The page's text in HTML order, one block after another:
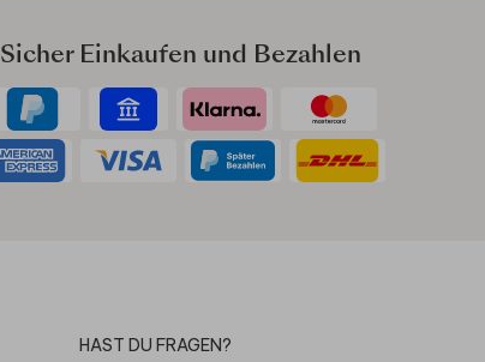
Sicher Einkaufen und Bezahlen
HAST DU FRAGEN?